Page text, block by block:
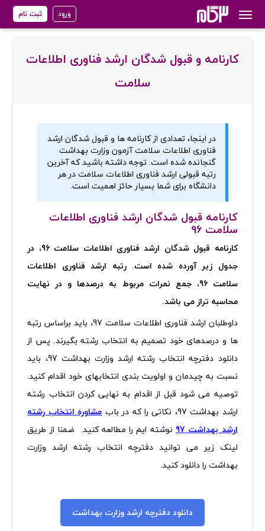
ورود ثبت نام
کارنامه و قبول شدگان ارشد فناوری اطلاعات
سلامت
در اینجا، تعدادی از کارنامه ها و قبول شدگان ارشد
فناوری اطلاعات سلامت آزمون وزارت بهداشت
گنجانده شده است. توجه داشته باشید که آخرین
رتبه قبولی ارشد فناوری اطلاعات سلامت در هر
دانشگاه برای شما بسیار حائز اهمیت است.
کارنامه قبول شدگان ارشد فناوری اطلاعات
سلامت 96
کارنامه قبول شدگان ارشد فناوری اطلاعات سلامت 96، در
جدول زیر آورده شده است. رتبه ارشد فناوری اطلاعات
سلامت 96، جمع نمرات مربوط به درصدها و در نهایت
محاسبه تراز می باشد.
داوطلبان ارشد فناوری اطلاعات سلامت 97، باید براساس رتبه
ها و درصدهای خود تصمیم به انتخاب رشته بگیرند. پس از
دانلود دفترچه انتخاب رشته ارشد وزارت بهداشت 97، باید
نسبت به چیدمان و اولویت بندی انتخابهای خود اقدام کنید.
توصیه می شود قبل از اقدام به نهایی کردن انتخاب رشته
ارشد بهداشت 97، نکاتی را که در باب
مشاوره انتخاب رشته
ارشد بهداشت 97
نوشته ایم را مطالعه کنید. ضمنا از طریق
لینک زیر می توانید دفترچه انتخاب رشته ارشد وزارت
بهداشت را دانلود کنید.
دانلود دفترچه ارشد وزارت بهداشت